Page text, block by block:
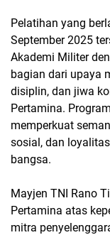
Pelatihan yang
September 2025
Akademi Militer
bagian dari upaya
disiplin, dan jiwa
Pertamina.
memperkuat
sosial, dan
bangsa.
Mayjen TNI Rano
Pertamina atas
mitra